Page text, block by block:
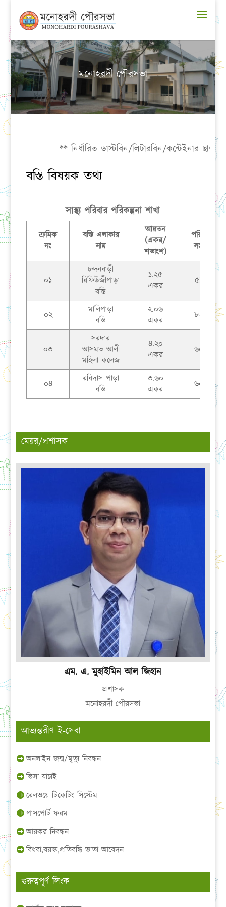
মনোহরদী পৌরসভা
** নির্ধারিত ডাস্টবিন/লিটারবিন/কন্টেইনার ছাড়া
বস্তি বিষয়ক তথ্য
সাস্থ্য পরিবার পরিকল্পনা শাখা
ক্রমিক
নং
বস্তি এলাকার
নাম
আয়তন
(একর/
শতাংশ)
পরিবার
সংখ্যা
০১
চন্দনবাড়ী
রিফিউজীপাড়া
বস্তি
১.২৫
একর
৫১টি
০২
মালিপাড়া
বস্তি
২.০৬
একর
৮৪টি
০৩
সরদার
আসমত আলী
মহিলা কলেজ
৪.২০
একর
৬০টি
০৪
রবিদাস পাড়া
বস্তি
৩.৬০
একর
৬০টি
মেয়র/প্রশাসক
এম. এ. মুহাইমিন আল জিহান
প্রশাসক
মনোহরদী পৌরসভা
আভ্যন্তরীণ ই-সেবা
অনলাইন জন্ম/মৃত্যু নিবন্ধন
ভিসা যাচাই
রেলওয়ে টিকেটিং সিস্টেম
পাসপোর্ট ফরম
আয়কর নিবন্ধন
বিধবা,বয়স্ক,প্রতিবন্ধি ভাতা আবেদন
গুরুত্বপূর্ণ লিংক